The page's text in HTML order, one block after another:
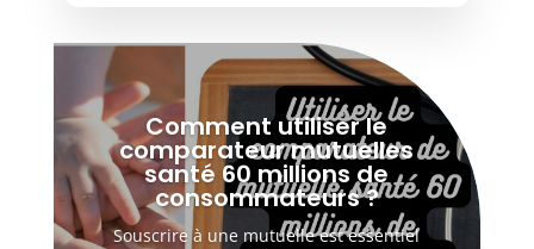
Comment utiliser le
comparateur mutuelles
santé 60 millions de
consommateurs ?
Souscrire à une mutuelle est essentiel